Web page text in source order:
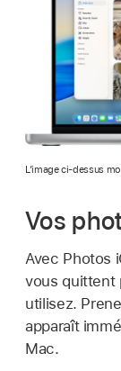
L’image ci-dessus
Vos
Avec Photos
vous quittent
utilisez.
apparaît
Mac.